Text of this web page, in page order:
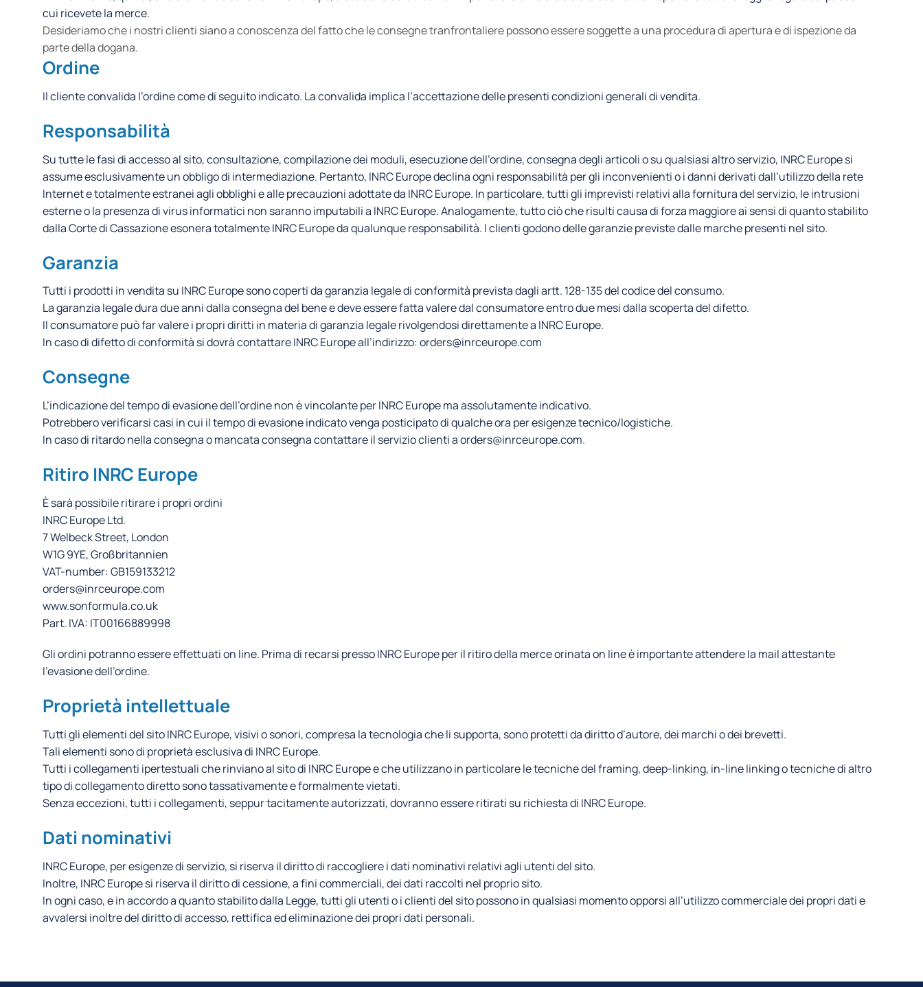
cui ricevete la merce.
Desideriamo che i nostri clienti siano a conoscenza del fatto che le consegne tranfrontaliere possono essere soggette a una procedura di apertura e di ispezione da
parte della dogana.
Ordine
Il cliente convalida l’ordine come di seguito indicato. La convalida implica l’accettazione delle presenti condizioni generali di vendita.
Responsabilità
Su tutte le fasi di accesso al sito, consultazione, compilazione dei moduli, esecuzione dell’ordine, consegna degli articoli o su qualsiasi altro servizio, INRC Europe si
assume esclusivamente un obbligo di intermediazione. Pertanto, INRC Europe declina ogni responsabilità per gli inconvenienti o i danni derivati dall’utilizzo della rete
Internet e totalmente estranei agli obblighi e alle precauzioni adottate da INRC Europe. In particolare, tutti gli imprevisti relativi alla fornitura del servizio, le intrusioni
esterne o la presenza di virus informatici non saranno imputabili a INRC Europe. Analogamente, tutto ciò che risulti causa di forza maggiore ai sensi di quanto stabilito
dalla Corte di Cassazione esonera totalmente INRC Europe da qualunque responsabilità. I clienti godono delle garanzie previste dalle marche presenti nel sito.
Garanzia
Tutti i prodotti in vendita su INRC Europe sono coperti da garanzia legale di conformità prevista dagli artt. 128-135 del codice del consumo.
La garanzia legale dura due anni dalla consegna del bene e deve essere fatta valere dal consumatore entro due mesi dalla scoperta del difetto.
Il consumatore può far valere i propri diritti in materia di garanzia legale rivolgendosi direttamente a INRC Europe.
In caso di difetto di conformità si dovrà contattare INRC Europe all’indirizzo: orders@inrceurope.com
Consegne
L’indicazione del tempo di evasione dell’ordine non è vincolante per INRC Europe ma assolutamente indicativo.
Potrebbero verificarsi casi in cui il tempo di evasione indicato venga posticipato di qualche ora per esigenze tecnico/logistiche.
In caso di ritardo nella consegna o mancata consegna contattare il servizio clienti a orders@inrceurope.com.
Ritiro INRC Europe
È sarà possibile ritirare i propri ordini
INRC Europe Ltd.
7 Welbeck Street, London
W1G 9YE, Großbritannien
VAT-number: GB159133212
orders@inrceurope.com
www.sonformula.co.uk
Part. IVA: IT00166889998
Gli ordini potranno essere effettuati on line. Prima di recarsi presso INRC Europe per il ritiro della merce orinata on line è importante attendere la mail attestante
l’evasione dell’ordine.
Proprietà intellettuale
Tutti gli elementi del sito INRC Europe, visivi o sonori, compresa la tecnologia che li supporta, sono protetti da diritto d’autore, dei marchi o dei brevetti.
Tali elementi sono di proprietà esclusiva di INRC Europe.
Tutti i collegamenti ipertestuali che rinviano al sito di INRC Europe e che utilizzano in particolare le tecniche del framing, deep-linking, in-line linking o tecniche di altro
tipo di collegamento diretto sono tassativamente e formalmente vietati.
Senza eccezioni, tutti i collegamenti, seppur tacitamente autorizzati, dovranno essere ritirati su richiesta di INRC Europe.
Dati nominativi
INRC Europe, per esigenze di servizio, si riserva il diritto di raccogliere i dati nominativi relativi agli utenti del sito.
Inoltre, INRC Europe si riserva il diritto di cessione, a fini commerciali, dei dati raccolti nel proprio sito.
In ogni caso, e in accordo a quanto stabilito dalla Legge, tutti gli utenti o i clienti del sito possono in qualsiasi momento opporsi all’utilizzo commerciale dei propri dati e
avvalersi inoltre del diritto di accesso, rettifica ed eliminazione dei propri dati personali.